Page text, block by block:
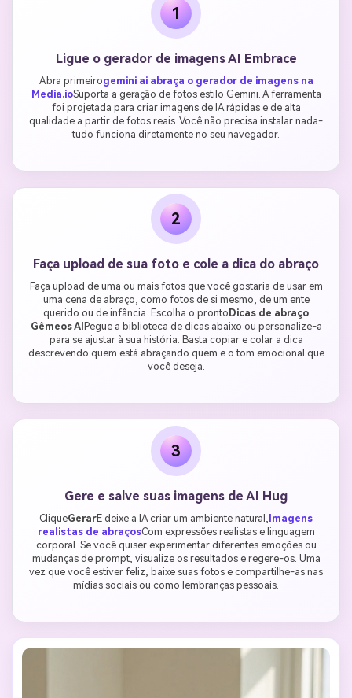
1
Ligue o gerador de imagens AI Embrace
Abra primeirogemini ai abraça o gerador de imagens na
Media.ioSuporta a geração de fotos estilo Gemini. A ferramenta
foi projetada para criar imagens de IA rápidas e de alta
qualidade a partir de fotos reais. Você não precisa instalar nada-
tudo funciona diretamente no seu navegador.
2
Faça upload de sua foto e cole a dica do abraço
Faça upload de uma ou mais fotos que você gostaria de usar em
uma cena de abraço, como fotos de si mesmo, de um ente
querido ou de infância. Escolha o pronto Dicas de abraço
Gêmeos AI Pegue a biblioteca de dicas abaixo ou personalize-a
para se ajustar à sua história. Basta copiar e colar a dica
descrevendo quem está abraçando quem e o tom emocional que
você deseja.
3
Gere e salve suas imagens de AI Hug
CliqueGerarE deixe a IA criar um ambiente natural, Imagens
realistas de abraçosCom expressões realistas e linguagem
corporal. Se você quiser experimentar diferentes emoções ou
mudanças de prompt, visualize os resultados e regere-os. Uma
vez que você estiver feliz, baixe suas fotos e compartilhe-as nas
mídias sociais ou como lembranças pessoais.